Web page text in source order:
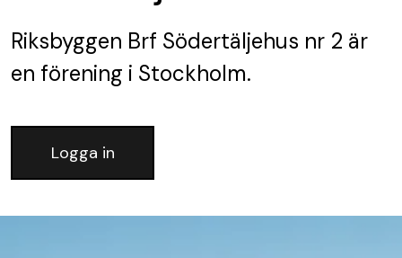
Riksbyggen Brf Södertäljehus nr 2 är
en förening i Stockholm.
Logga in